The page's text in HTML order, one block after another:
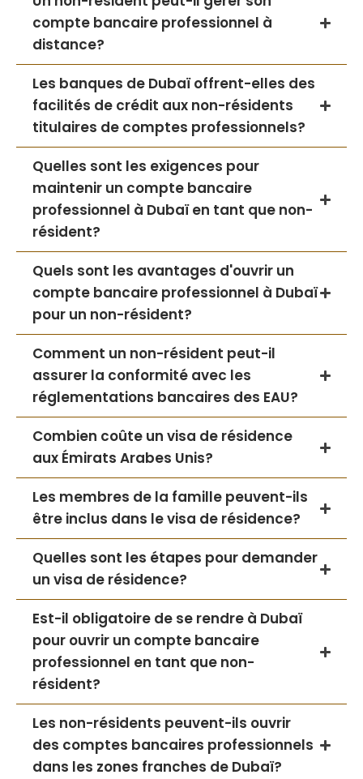
compte bancaire professionnel à
distance?
Les banques de Dubaï offrent-elles des
facilités de crédit aux non-résidents
titulaires de comptes professionnels?
Quelles sont les exigences pour
maintenir un compte bancaire
professionnel à Dubaï en tant que non-
résident?
Quels sont les avantages d'ouvrir un
compte bancaire professionnel à Dubaï
pour un non-résident?
Comment un non-résident peut-il
assurer la conformité avec les
réglementations bancaires des EAU?
Combien coûte un visa de résidence
aux Émirats Arabes Unis?
Les membres de la famille peuvent-ils
être inclus dans le visa de résidence?
Quelles sont les étapes pour demander
un visa de résidence?
Est-il obligatoire de se rendre à Dubaï
pour ouvrir un compte bancaire
professionnel en tant que non-
résident?
Les non-résidents peuvent-ils ouvrir
des comptes bancaires professionnels
dans les zones franches de Dubaï?